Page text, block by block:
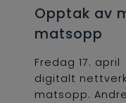
Opptak av
matsopp
Fredag 17.
digitalt
matsopp.